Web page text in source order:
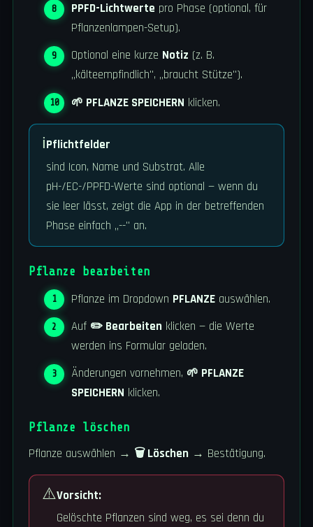
PPFD-Lichtwerte pro Phase (optional, für
Pflanzenlampen-Setup).
Optional eine kurze Notiz (z. B.
„kälteempfindlich", „braucht Stütze").
🌱 PFLANZE SPEICHERN klicken.
ℹ️Pflichtfelder
sind Icon, Name und Substrat. Alle
pH-/EC-/PPFD-Werte sind optional — wenn du
sie leer lässt, zeigt die App in der betreffenden
Phase einfach „--" an.
Pflanze bearbeiten
Pflanze im Dropdown PFLANZEauswählen.
Auf ✏️ Bearbeitenklicken — die Werte
werden ins Formular geladen.
Änderungen vornehmen, 🌱 PFLANZE
SPEICHERN klicken.
Pflanze löschen
Pflanze auswählen → 🗑️ Löschen→ Bestätigung.
⚠️Vorsicht:
Gelöschte Pflanzen sind weg, es sei denn du